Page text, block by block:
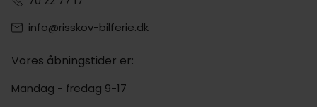
info@risskov-bilferie.dk
Vores åbningstider er:
Mandag - fredag 9-17